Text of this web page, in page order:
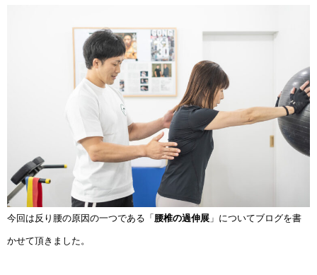
今回は反り腰の原因の一つである「腰椎の過伸展 」についてブログを書
かせて頂きました。